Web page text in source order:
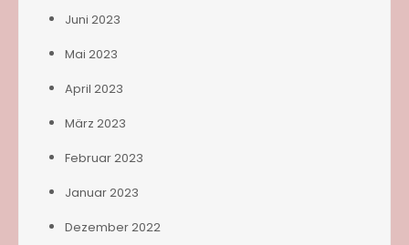
Juni 2023
Mai 2023
April 2023
März 2023
Februar 2023
Januar 2023
Dezember 2022